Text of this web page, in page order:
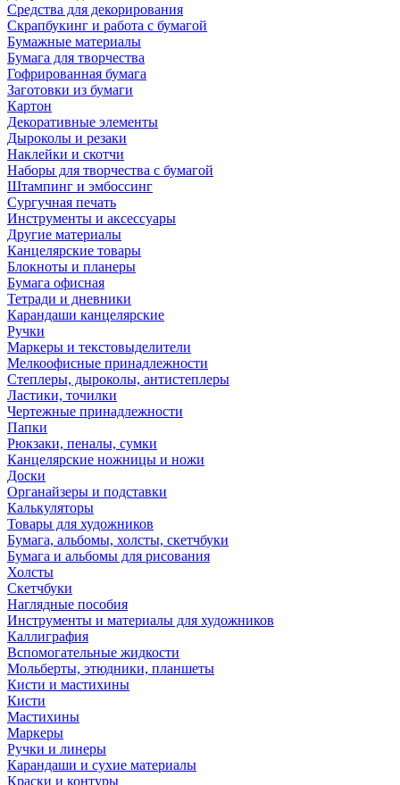
Средства для декорирования
Скрапбукинг и работа с бумагой
Бумажные материалы
Бумага для творчества
Гофрированная бумага
Заготовки из бумаги
Картон
Декоративные элементы
Дыроколы и резаки
Наклейки и скотчи
Наборы для творчества с бумагой
Штампинг и эмбоссинг
Сургучная печать
Инструменты и аксессуары
Другие материалы
Канцелярские товары
Блокноты и планеры
Бумага офисная
Тетради и дневники
Карандаши канцелярские
Ручки
Маркеры и текстовыделители
Мелкоофисные принадлежности
Степлеры, дыроколы, антистеплеры
Ластики, точилки
Чертежные принадлежности
Папки
Рюкзаки, пеналы, сумки
Канцелярские ножницы и ножи
Доски
Органайзеры и подставки
Калькуляторы
Товары для художников
Бумага, альбомы, холсты, скетчбуки
Бумага и альбомы для рисования
Холсты
Скетчбуки
Наглядные пособия
Инструменты и материалы для художников
Каллиграфия
Вспомогательные жидкости
Мольберты, этюдники, планшеты
Кисти и мастихины
Кисти
Мастихины
Маркеры
Ручки и линеры
Карандаши и сухие материалы
Краски и контуры